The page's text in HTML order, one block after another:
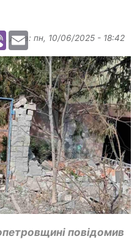
ViberEmail
, дата: пн, 10/06/2025 - 18:42
повідомив